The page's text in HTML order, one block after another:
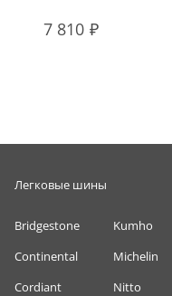
7 810
Легковые шины
Bridgestone
Continental
Cordiant
Kumho
Michelin
Nitto